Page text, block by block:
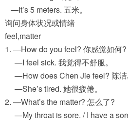
—It’s 5 meters. 五米。
询问身体状况或情绪
feel,matter
1. —How do you feel? 你感觉如何?
—I feel sick. 我觉得不舒服。
—How does Chen Jie feel? 陈洁
—She’s tired. 她很疲倦。
2. —What’s the matter? 怎么了?
—My throat is sore. / I have a